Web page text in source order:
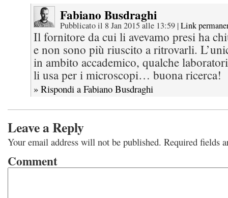
Fabiano Busdraghi
Pubblicato il 8 Jan 2015 alle 13:59 |Link
Il fornitore da cui li avevamo presi ha
e non sono più riuscito a ritrovarli.
in ambito accademico, qualche
li usa per i microscopi… buona ricerca!
» Rispondi a Fabiano Busdraghi
Leave a Reply
Your email address will not be published. Required fields
Comment